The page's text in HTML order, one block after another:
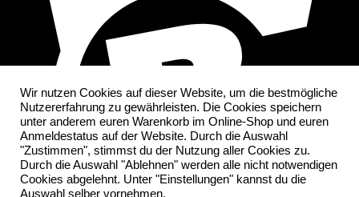
Wir nutzen Cookies auf dieser Website, um die bestmögliche
Nutzererfahrung zu gewährleisten. Die Cookies speichern
unter anderem euren Warenkorb im Online-Shop und euren
Anmeldestatus auf der Website. Durch die Auswahl
"Zustimmen", stimmst du der Nutzung aller Cookies zu.
Durch die Auswahl "Ablehnen" werden alle nicht notwendigen
Cookies abgelehnt. Unter "Einstellungen" kannst du die
Auswahl selber vornehmen.